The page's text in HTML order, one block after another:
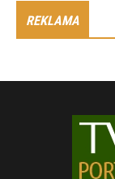
REKLAMA